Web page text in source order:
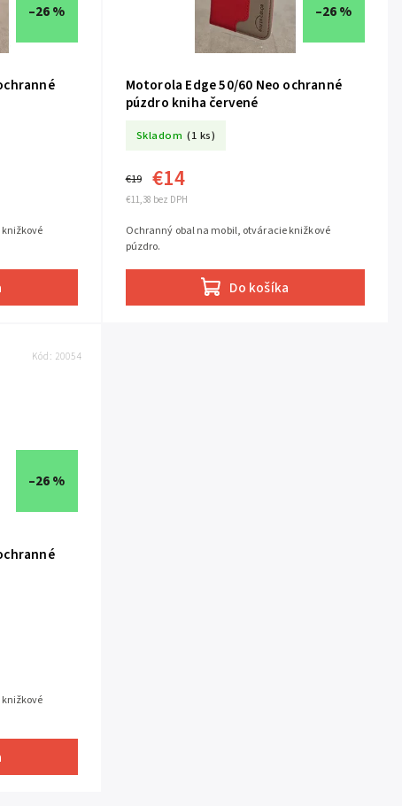
–26 % –26 %
Motorola Edge 50/60 Neo ochranné
púzdro kniha červené
Skladom (1 ks)
€11,38 bez DPH
€19 €14
Do košíka
Ochranný obal na mobil, otváracie knižkové
púzdro.
–26 %
Kód: 20054